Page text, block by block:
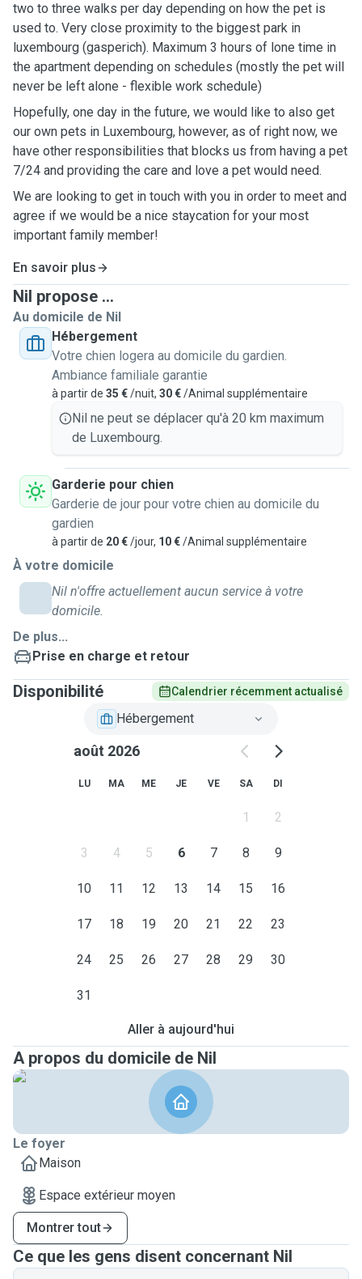
two to three walks per day depending on how the pet is
used to. Very close proximity to the biggest park in
luxembourg (gasperich). Maximum 3 hours of lone time in
the apartment depending on schedules (mostly the pet will
never be left alone - flexible work schedule)
Hopefully, one day in the future, we would like to also get
our own pets in Luxembourg, however, as of right now, we
have other responsibilities that blocks us from having a pet
7/24 and providing the care and love a pet would need.
We are looking to get in touch with you in order to meet and
agree if we would be a nice staycation for your most
important family member!
En savoir plus
Nil propose ...
Au domicile de Nil
Hébergement
Votre chien logera au domicile du gardien.
Ambiance familiale garantie
à partir de 35 €/nuit, 30 €/Animal supplémentaire
Nil ne peut se déplacer qu'à 20 km maximum
de Luxembourg.
Garderie pour chien
Garderie de jour pour votre chien au domicile du
gardien
à partir de 20 €/jour, 10 €/Animal supplémentaire
À votre domicile
Nil n'offre actuellement aucun service à votre
domicile.
De plus...
Prise en charge et retour
Disponibilité Calendrier récemment actualisé
Hébergement
août 2026
LU MA ME JE VE SA DI
1 2
3 4 5 6 7 8 9
10 11 12 13 14 15 16
17 18 19 20 21 22 23
24 25 26 27 28 29 30
31
Aller à aujourd'hui
A propos du domicile de Nil
Le foyer
Maison
Espace extérieur moyen
Montrer tout
Ce que les gens disent concernant Nil